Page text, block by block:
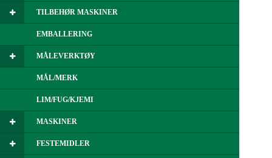
TILBEHØR MASKINER
EMBALLERING
MÅLEVERKTØY
MÅL/MERK
LIM/FUG/KJEMI
MASKINER
FESTEMIDLER